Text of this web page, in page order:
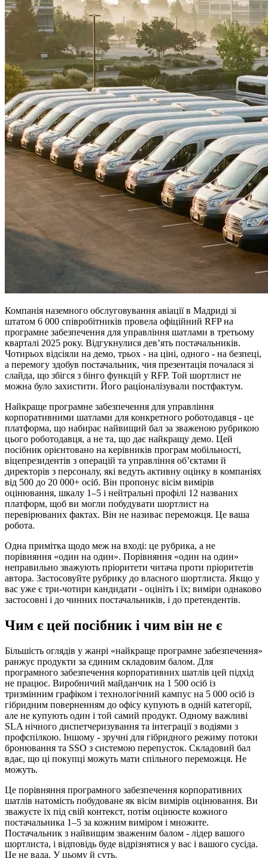
Компанія наземного обслуговування авіації в Мадриді зі
штатом 6 000 співробітників провела офіційний RFP на
програмне забезпечення для управління шатлами в третьому
кварталі 2025 року. Відгукнулися дев’ять постачальників.
Чотирьох відсіяли на демо, трьох - на ціні, одного - на безпеці,
а перемогу здобув постачальник, чия презентація почалася зі
слайда, що збігся з бінго функцій у RFP. Той шортлист не
можна було захистити. Його раціоналізували постфактум.
Найкраще програмне забезпечення для управління
корпоративними шатлами для конкретного роботодавця - це
платформа, що набирає найвищий бал за зваженою рубрикою
цього роботодавця, а не та, що дає найкращу демо. Цей
посібник орієнтовано на керівників програм мобільності,
віцепрезидентів з операцій та управління об’єктами й
директорів з персоналу, які ведуть активну оцінку в компаніях
від 500 до 20 000+ осіб. Він пропонує вісім вимірів
оцінювання, шкалу 1–5 і нейтральні профілі 12 названих
платформ, щоб ви могли побудувати шортлист на
перевірюваних фактах. Він не називає переможця. Це ваша
робота.
Одна примітка щодо меж на вході: це рубрика, а не
порівняння «один на один». Порівняння «один на один»
неправильно зважують пріоритети читача проти пріоритетів
автора. Застосовуйте рубрику до власного шортлиста. Якщо у
вас уже є три-чотири кандидати - оцініть і їх; виміри однаково
застосовні і до чинних постачальників, і до претендентів.
Чим є цей посібник і чим він не є
Більшість оглядів у жанрі «найкраще програмне забезпечення»
ранжує продукти за єдиним складовим балом. Для
програмного забезпечення корпоративних шатлів цей підхід
не працює. Виробничий майданчик на 1 500 осіб із
тризмінним графіком і технологічний кампус на 5 000 осіб із
гібридним поверненням до офісу купують в одній категорії,
але не купують один і той самий продукт. Одному важливі
SLA нічного диспетчеризування та інтеграції з водіями з
профспілкою. Іншому - зручні для гібридного режиму потоки
бронювання та SSO з системою перепусток. Складовий бал
вдає, що ці покупці можуть мати спільного переможця. Не
можуть.
Це порівняння програмного забезпечення корпоративних
шатлів натомість побудоване як вісім вимірів оцінювання. Ви
зважуєте їх під свій контекст, потім оцінюєте кожного
постачальника 1–5 за кожним виміром і множите.
Постачальник з найвищим зваженим балом - лідер вашого
шортлиста, і відповідь буде відрізнятися у вас і вашого сусіда.
Це не вада. У цьому й суть.